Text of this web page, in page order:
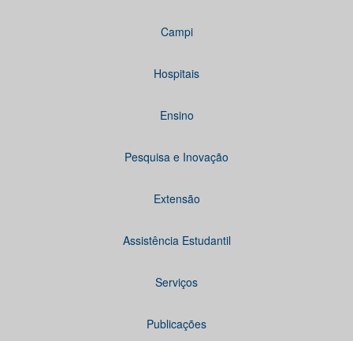
Campi
Hospitais
Ensino
Pesquisa e Inovação
Extensão
Assistência Estudantil
Serviços
Publicações